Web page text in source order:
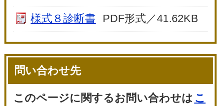
様式８診断書 PDF形式／41.62KB
問い合わせ先
このページに関するお問い合わせは こ